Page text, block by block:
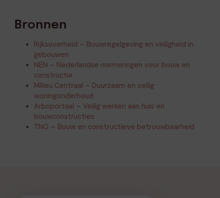
Bronnen
Rijksoverheid – Bouwregelgeving en veiligheid in
gebouwen
NEN – Nederlandse normeringen voor bouw en
constructie
Milieu Centraal – Duurzaam en veilig
woningonderhoud
Arboportaal – Veilig werken aan huis en
bouwconstructies
TNO – Bouw en constructieve betrouwbaarheid